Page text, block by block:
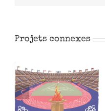
Projets connexes
L’Antiquité des JO